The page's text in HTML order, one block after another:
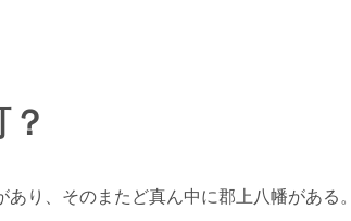
り、そのまたど真ん中に郡上八幡があ